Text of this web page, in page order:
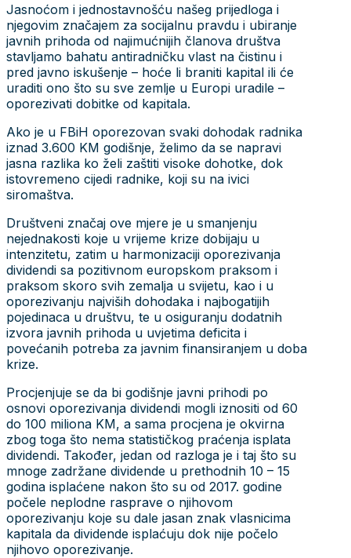
Jasnoćom i jednostavnošću našeg prijedloga i
njegovim značajem za socijalnu pravdu i ubiranje
javnih prihoda od najimućnijih članova društva
stavljamo bahatu antiradničku vlast na čistinu i
pred javno iskušenje – hoće li braniti kapital ili će
uraditi ono što su sve zemlje u Europi uradile –
oporezivati dobitke od kapitala.
Ako je u FBiH oporezovan svaki dohodak radnika
iznad 3.600 KM godišnje, želimo da se napravi
jasna razlika ko želi zaštiti visoke dohotke, dok
istovremeno cijedi radnike, koji su na ivici
siromaštva.
Društveni značaj ove mjere je u smanjenju
nejednakosti koje u vrijeme krize dobijaju u
intenzitetu, zatim u harmonizaciji oporezivanja
dividendi sa pozitivnom europskom praksom i
praksom skoro svih zemalja u svijetu, kao i u
oporezivanju najviših dohodaka i najbogatijih
pojedinaca u društvu, te u osiguranju dodatnih
izvora javnih prihoda u uvjetima deficita i
povećanih potreba za javnim finansiranjem u doba
krize.
Procjenjuje se da bi godišnje javni prihodi po
osnovi oporezivanja dividendi mogli iznositi od 60
do 100 miliona KM, a sama procjena je okvirna
zbog toga što nema statističkog praćenja isplata
dividendi. Također, jedan od razloga je i taj što su
mnoge zadržane dividende u prethodnih 10 – 15
godina isplaćene nakon što su od 2017. godine
počele neplodne rasprave o njihovom
oporezivanju koje su dale jasan znak vlasnicima
kapitala da dividende isplaćuju dok nije počelo
njihovo oporezivanje.